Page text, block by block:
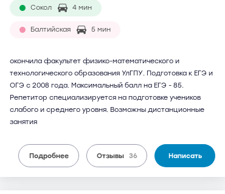
Сокол 4 мин
Балтийская 5 мин
окончила факультет физико-математического и
технологического образования УлГПУ. Подготовка к ЕГЭ и
ОГЭ с 2008 года. Максимальный балл на ЕГЭ - 85.
Репетитор специализируется на подготовке учеников
слабого и среднего уровня. Возможны дистанционные
занятия
Подробнее Отзывы 36 Написать